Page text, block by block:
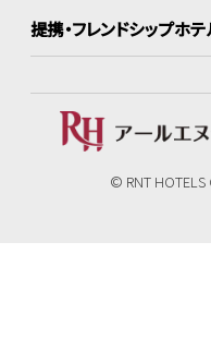
提携・フレンドシップホ
© RNT HOTELS